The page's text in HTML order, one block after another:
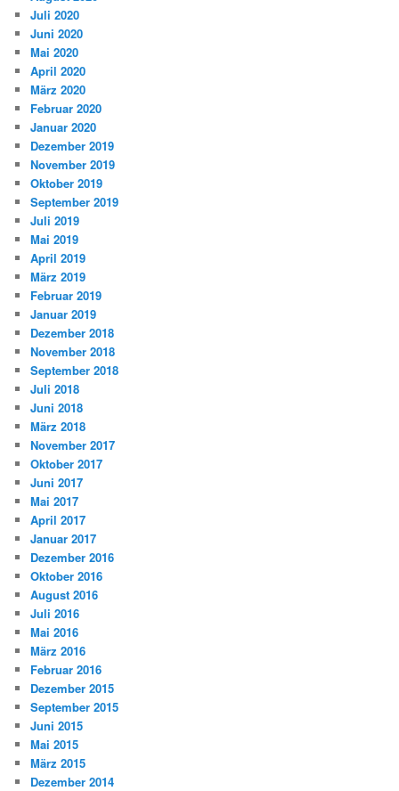
Juli 2020
Juni 2020
Mai 2020
April 2020
März 2020
Februar 2020
Januar 2020
Dezember 2019
November 2019
Oktober 2019
September 2019
Juli 2019
Mai 2019
April 2019
März 2019
Februar 2019
Januar 2019
Dezember 2018
November 2018
September 2018
Juli 2018
Juni 2018
März 2018
November 2017
Oktober 2017
Juni 2017
Mai 2017
April 2017
Januar 2017
Dezember 2016
Oktober 2016
August 2016
Juli 2016
Mai 2016
März 2016
Februar 2016
Dezember 2015
September 2015
Juni 2015
Mai 2015
März 2015
Dezember 2014